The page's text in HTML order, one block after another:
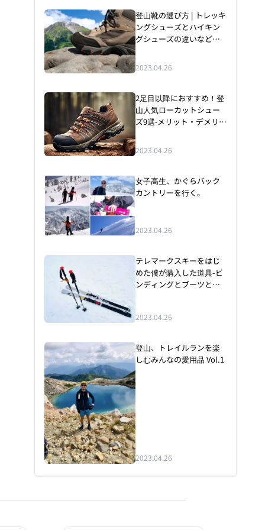
登山靴の選び方 | トレッキ
ングシューズとハイキン
グシューズの違いなど初
心者の疑問を一挙解決！
おすすめモデルも紹介
2023.04.26
2足目以降におすすめ！登
山人気ローカットシュー
ズ9選‐メリット・デメリッ
も徹底解説
2023.04.26
女子高生、かぐらバック
カントリーを行く。
2023.04.26
テレマークスキーをはじ
めた僕が購入した道具-ビ
ンディングとブーツと板
2023.04.26
登山、トレイルランを楽
しむみんなの愛用品 Vol.1
2023.04.26